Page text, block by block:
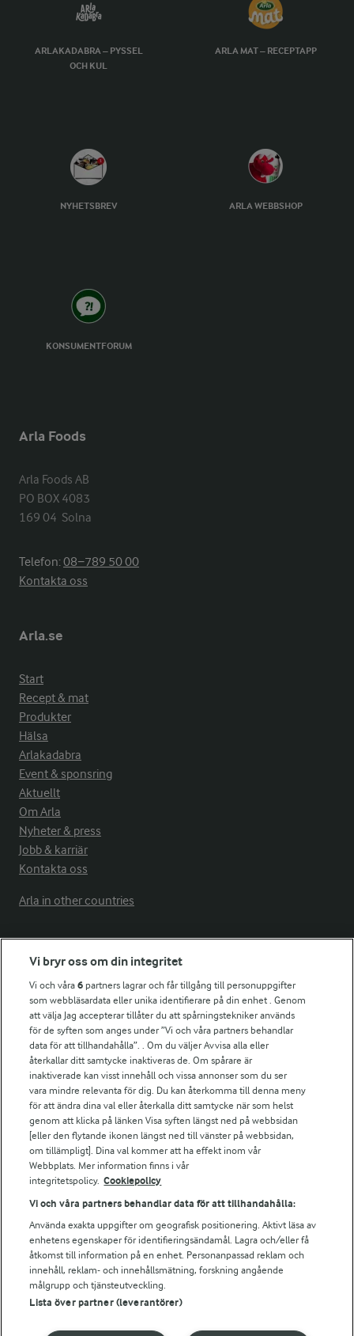
ARLAKADABRA – PYSSEL
OCH KUL
ARLA MAT – RECEPTAPP
NYHETSBREV ARLA WEBBSHOP
KONSUMENTFORUM
Arla Foods
Arla Foods AB
PO BOX 4083
169 04  Solna
Telefon:08−789 50 00
Kontakta oss
Arla.se
Start
Recept & mat
Produkter
Hälsa
Arlakadabra
Event & sponsring
Aktuellt
Om Arla
Nyheter & press
Jobb & karriär
Kontakta oss
Arla in other countries
Fler Arlasajter
För ägare
Arlas kundportal
Arla.com
Falbygdens Ost
Arla webbshop
Bildbank
Följ oss
© 2026 Arla Foods
Vi bryr oss om din integritet
Vi och våra6 partners lagrar och får tillgång till personuppgifter
som webbläsardata eller unika identifierare på din enhet . Genom
att välja Jag accepterar tillåter du att spårningstekniker används
för de syften som anges under ”Vi och våra partners behandlar
data för att tillhandahålla”. . Om du väljer Avvisa alla eller
återkallar ditt samtycke inaktiveras de. Om spårare är
inaktiverade kan visst innehåll och vissa annonser som du ser
vara mindre relevanta för dig. Du kan återkomma till denna meny
för att ändra dina val eller återkalla ditt samtycke när som helst
genom att klicka på länken Visa syften längst ned på webbsidan
[eller den flytande ikonen längst ned till vänster på webbsidan,
om tillämpligt]. Dina val kommer att ha effekt inom vår
Webbplats. Mer information finns i vår
integritetspolicy. Cookiepolicy
Vi och våra partners behandlar data för att tillhandahålla:
Använda exakta uppgifter om geografisk positionering. Aktivt läsa av
enhetens egenskaper för identifieringsändamål. Lagra och/eller få
åtkomst till information på en enhet. Personanpassad reklam och
innehåll, reklam- och innehållsmätning, forskning angående
målgrupp och tjänsteutveckling.
Lista över partner (leverantörer)